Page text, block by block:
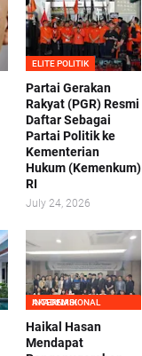
ELITE POLITIK
Partai Gerakan
Rakyat (PGR) Resmi
Daftar Sebagai
Partai Politik ke
Kementerian
Hukum (Kemenkum)
RI
July 24, 2026
AKADEMIK INTERNASIONAL
Haikal Hasan
Mendapat